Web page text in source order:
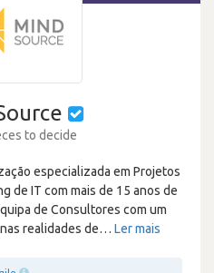
to decide
especializada em Projetos
de IT com mais de 15 anos de
de Consultores com um
realidades de… Ler mais